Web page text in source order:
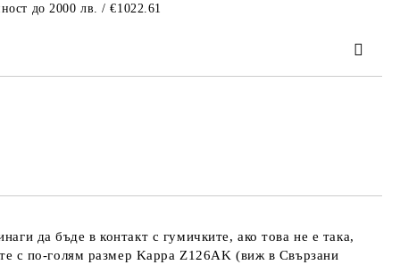
до 2000 лв. / €1022.61
да бъде в контакт с гумичките, ако това не е така,
с по-голям размер Kappa Z126AK (виж в Свързани